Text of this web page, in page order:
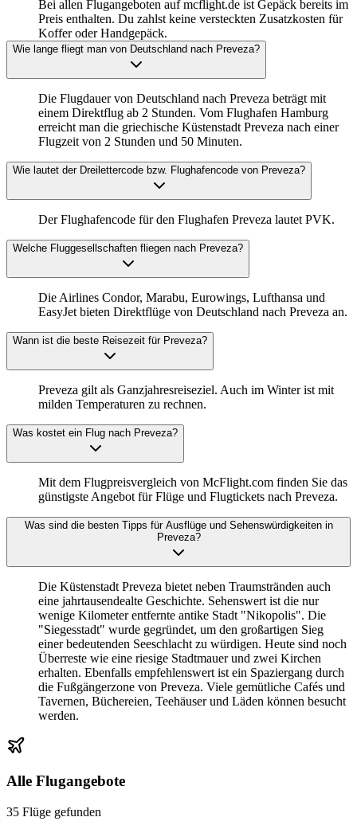
Bei allen Flugangeboten auf mcflight.de ist Gepäck bereits im
Preis enthalten. Du zahlst keine versteckten Zusatzkosten für
Koffer oder Handgepäck.
Wie lange fliegt man von Deutschland nach Preveza?
Die Flugdauer von Deutschland nach Preveza beträgt mit
einem Direktflug ab 2 Stunden. Vom Flughafen Hamburg
erreicht man die griechische Küstenstadt Preveza nach einer
Flugzeit von 2 Stunden und 50 Minuten.
Wie lautet der Dreilettercode bzw. Flughafencode von Preveza?
Der Flughafencode für den Flughafen Preveza lautet PVK.
Welche Fluggesellschaften fliegen nach Preveza?
Die Airlines Condor, Marabu, Eurowings, Lufthansa und
EasyJet bieten Direktflüge von Deutschland nach Preveza an.
Wann ist die beste Reisezeit für Preveza?
Preveza gilt als Ganzjahresreiseziel. Auch im Winter ist mit
milden Temperaturen zu rechnen.
Was kostet ein Flug nach Preveza?
Mit dem Flugpreisvergleich von McFlight.com finden Sie das
günstigste Angebot für Flüge und Flugtickets nach Preveza.
Was sind die besten Tipps für Ausflüge und Sehenswürdigkeiten in
Preveza?
Die Küstenstadt Preveza bietet neben Traumstränden auch
eine jahrtausendealte Geschichte. Sehenswert ist die nur
wenige Kilometer entfernte antike Stadt "Nikopolis". Die
"Siegesstadt" wurde gegründet, um den großartigen Sieg
einer bedeutenden Seeschlacht zu würdigen. Heute sind noch
Überreste wie eine riesige Stadtmauer und zwei Kirchen
erhalten. Ebenfalls empfehlenswert ist ein Spaziergang durch
die Fußgängerzone von Preveza. Viele gemütliche Cafés und
Tavernen, Büchereien, Teehäuser und Läden können besucht
werden.
Alle Flugangebote
35 Flüge gefunden